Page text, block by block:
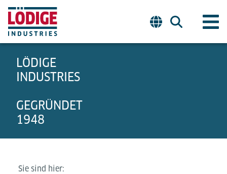
LÖDIGE
INDUSTRIES
GEGRÜNDET
1948
Sie sind hier: